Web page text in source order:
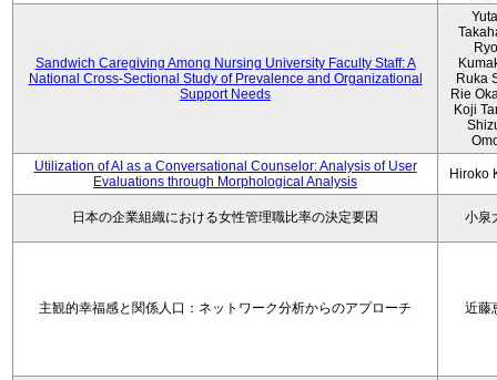
Sandwich Caregiving Among Nursing University Faculty Staff: A
National Cross-Sectional Study of Prevalence and Organizational
Support Needs
Ruka
Rie
Koji
Utilization of AI as a Conversational Counselor: Analysis of User
Evaluations through Morphological Analysis
Hiroko
日本の企業組織における女性管理職比率の決定要因 小泉
主観的幸福感と関係人口：ネットワーク分析からのアプローチ 近藤